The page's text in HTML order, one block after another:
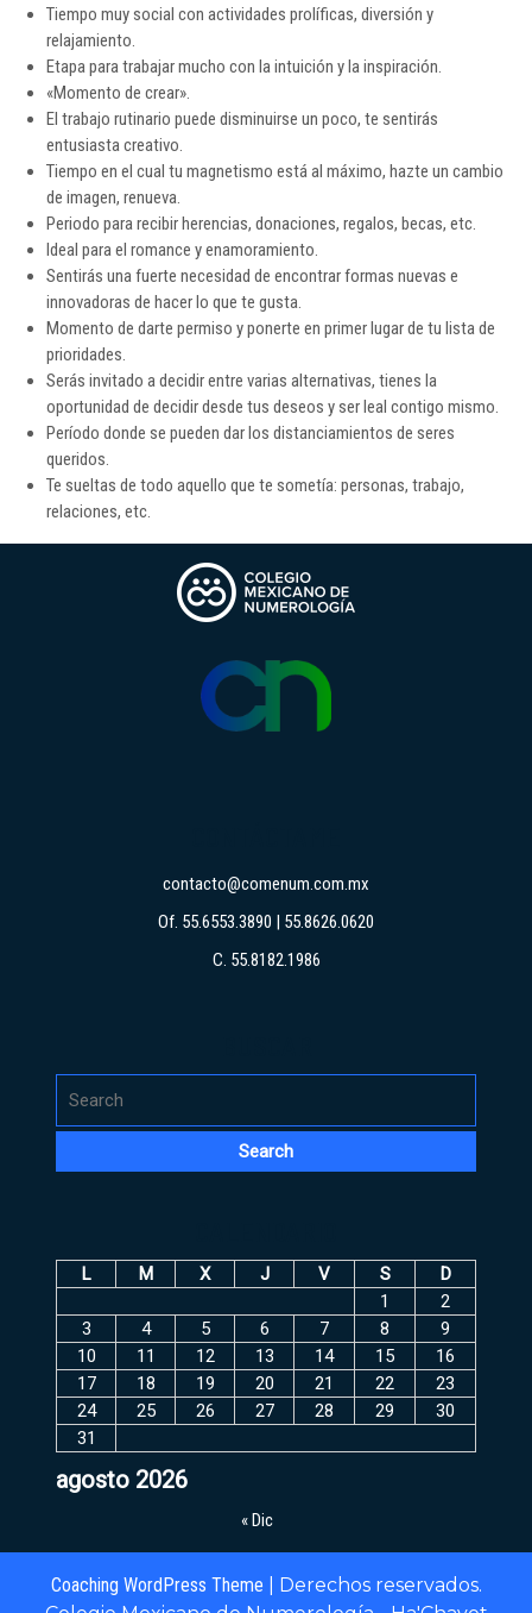
Tiempo muy social con actividades prolíficas, diversión y
relajamiento.
Etapa para trabajar mucho con la intuición y la inspiración.
«Momento de crear».
El trabajo rutinario puede disminuirse un poco, te sentirás
entusiasta creativo.
Tiempo en el cual tu magnetismo está al máximo, hazte un cambio
de imagen, renueva.
Periodo para recibir herencias, donaciones, regalos, becas, etc.
Ideal para el romance y enamoramiento.
Sentirás una fuerte necesidad de encontrar formas nuevas e
innovadoras de hacer lo que te gusta.
Momento de darte permiso y ponerte en primer lugar de tu lista de
prioridades.
Serás invitado a decidir entre varias alternativas, tienes la
oportunidad de decidir desde tus deseos y ser leal contigo mismo.
Período donde se pueden dar los distanciamientos de seres
queridos.
Te sueltas de todo aquello que te sometía: personas, trabajo,
relaciones, etc.
contacto@comenum.com.mx
Of. 55.6553.3890 | 55.8626.0620
C. 55.8182.1986
for:
agosto 2026
L M X J V S
D
1
2
3
4 5 6 7 8
9
10
11 12 13 14 15
16
17
18 19 20 21 22
23
24
25 26 27 28 29
30
31
« Dic
Coaching WordPress Theme | Derechos reservados.